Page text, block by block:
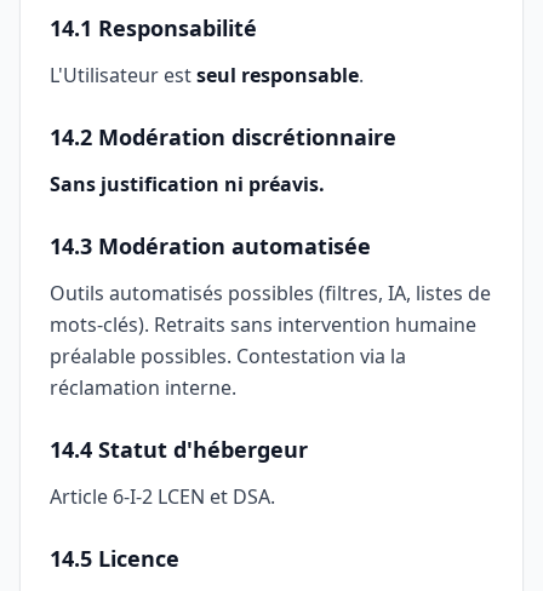
14.1 Responsabilité
L'Utilisateur estseul responsable.
14.2 Modération discrétionnaire
Sans justification ni préavis.
14.3 Modération automatisée
Outils automatisés possibles (filtres, IA, listes de
mots-clés). Retraits sans intervention humaine
préalable possibles. Contestation via la
réclamation interne.
14.4 Statut d'hébergeur
Article 6-I-2 LCEN et DSA.
14.5 Licence